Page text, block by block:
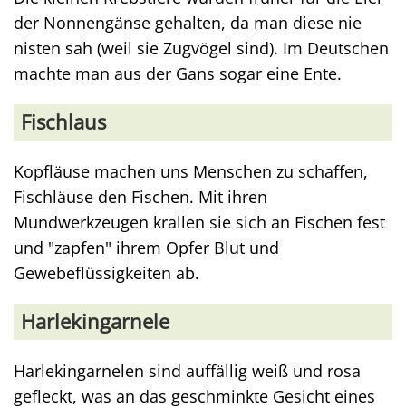
der Nonnengänse gehalten, da man diese nie
nisten sah (weil sie Zugvögel sind). Im Deutschen
machte man aus der Gans sogar eine Ente.
Fischlaus
Kopfläuse machen uns Menschen zu schaffen,
Fischläuse den Fischen. Mit ihren
Mundwerkzeugen krallen sie sich an Fischen fest
und "zapfen" ihrem Opfer Blut und
Gewebeflüssigkeiten ab.
Harlekingarnele
Harlekingarnelen sind auffällig weiß und rosa
gefleckt, was an das geschminkte Gesicht eines